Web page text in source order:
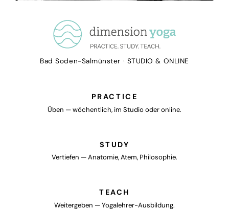
dimension yoga — Heike
Bad Soden-Salmünster · STUDIO & ONLINE
PRACTICE
Üben — wöchentlich, im Studio oder online.
STUDY
Vertiefen — Anatomie, Atem, Philosophie.
TEACH
Weitergeben — Yogalehrer-Ausbildung.